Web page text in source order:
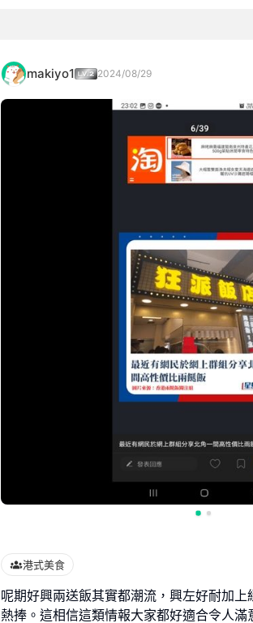
makiyo1 2024/08/29
港式美食
呢期好興兩送飯其實都潮流，興左好耐加